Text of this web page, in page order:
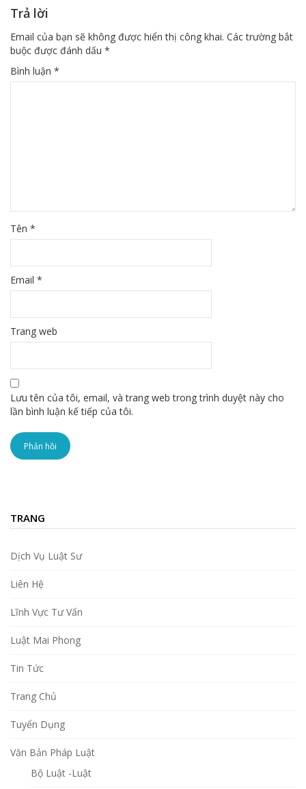
Trả lời
Email của bạn sẽ không được hiển thị công khai. Các trường bắt
buộc được đánh dấu *
Bình luận *
Tên *
Email *
Trang web
Lưu tên của tôi, email, và trang web trong trình duyệt này cho
lần bình luận kế tiếp của tôi.
TRANG
Dịch Vụ Luật Sư
Liên Hệ
Lĩnh Vực Tư Vấn
Luật Mai Phong
Tin Tức
Trang Chủ
Tuyển Dụng
Văn Bản Pháp Luật
Bộ Luật -Luật